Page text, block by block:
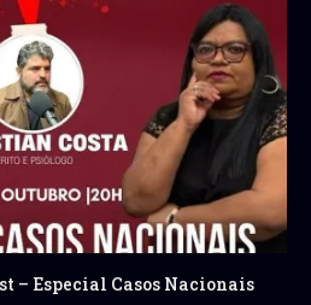
– Especial Casos Nacionais